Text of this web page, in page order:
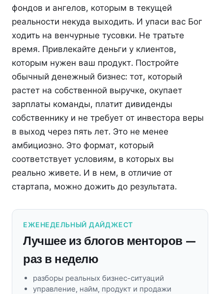
фондов и ангелов, которым в текущей
реальности некуда выходить. И упаси вас Бог
ходить на венчурные тусовки. Не тратьте
время. Привлекайте деньги у клиентов,
которым нужен ваш продукт. Постройте
обычный денежный бизнес: тот, который
растет на собственной выручке, окупает
зарплаты команды, платит дивиденды
собственнику и не требует от инвестора веры
в выход через пять лет. Это не менее
амбициозно. Это формат, который
соответствует условиям, в которых вы
реально живете. И в нем, в отличие от
стартапа, можно дожить до результата.
ЕЖЕНЕДЕЛЬНЫЙ ДАЙДЖЕСТ
Лучшее из блогов менторов —
раз в неделю
разборы реальных бизнес-ситуаций
управление, найм, продукт и продажи